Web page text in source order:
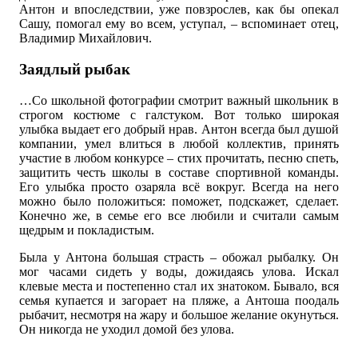
Антон и впоследствии, уже повзрослев, как бы опекал
Сашу, помогал ему во всем, уступал, – вспоминает отец,
Владимир Михайлович.
Заядлый рыбак
…Со школьной фотографии смотрит важный школьник в
строгом костюме с галстуком. Вот только широкая
улыбка выдает его добрый нрав. Антон всегда был душой
компании, умел влиться в любой коллектив, принять
участие в любом конкурсе – стих прочитать, песню спеть,
защитить честь школы в составе спортивной команды.
Его улыбка просто озаряла всё вокруг. Всегда на него
можно было положиться: поможет, подскажет, сделает.
Конечно же, в семье его все любили и считали самым
щедрым и покладистым.
Была у Антона большая страсть – обожал рыбалку. Он
мог часами сидеть у воды, дожидаясь улова. Искал
клевые места и постепенно стал их знатоком. Бывало, вся
семья купается и загорает на пляже, а Антоша поодаль
рыбачит, несмотря на жару и большое желание окунуться.
Он никогда не уходил домой без улова.